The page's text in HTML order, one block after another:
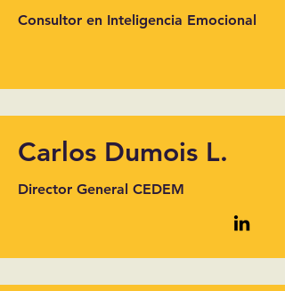
Consultor en Inteligencia Emocional
Carlos Dumois L.
Director General CEDEM